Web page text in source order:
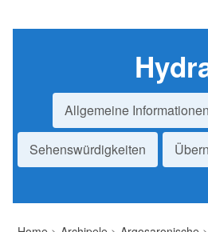
Allgemeine Informationen
Sehenswürdigkeiten